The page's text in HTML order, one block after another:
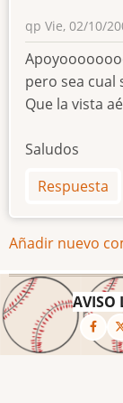
qp Vie, 02/10/
pero sea cual
Que la vista
Saludos
Respuesta
Añadir nuevo
AVISO